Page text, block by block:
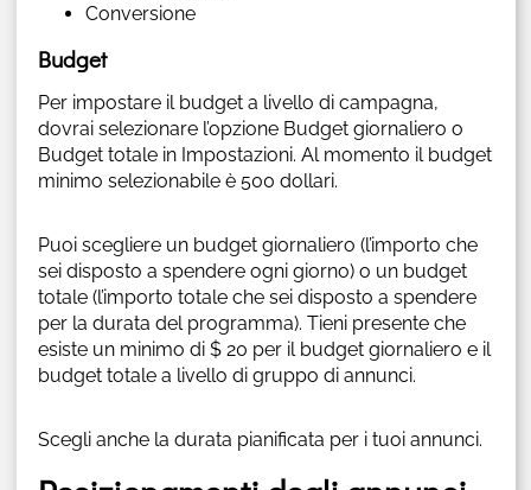
Conversione
Budget
Per impostare il budget a livello di campagna,
dovrai selezionare l’opzione Budget giornaliero o
Budget totale in Impostazioni. Al momento il budget
minimo selezionabile è 500 dollari.
Puoi scegliere un budget giornaliero (l’importo che
sei disposto a spendere ogni giorno) o un budget
totale (l’importo totale che sei disposto a spendere
per la durata del programma). Tieni presente che
esiste un minimo di $ 20 per il budget giornaliero e il
budget totale a livello di gruppo di annunci.
Scegli anche la durata pianificata per i tuoi annunci.